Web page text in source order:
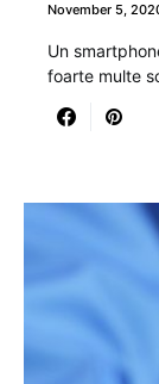
November 5,
Un
foarte multe